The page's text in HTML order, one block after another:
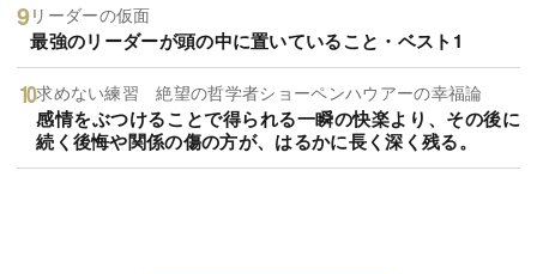
リーダーの仮面
最強のリーダーが頭の中に置いていること・ベスト1
求めない練習 絶望の哲学者ショーペンハウアーの幸福論
感情をぶつけることで得られる一瞬の快楽より、その後に
続く後悔や関係の傷の方が、はるかに長く深く残る。